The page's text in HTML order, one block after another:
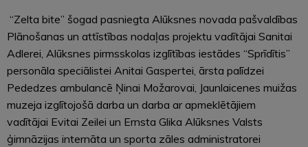
“Zelta bite” šogad pasniegta Alūksnes novada pašvaldības
Plānošanas un attīstības nodaļas projektu vadītājai Sanitai
Adlerei, Alūksnes pirmsskolas izglītības iestādes “Sprīdītis”
personāla speciālistei Anitai Gaspertei, ārsta palīdzei
Pededzes ambulancē Ņinai Možarovai, Jaunlaicenes muižas
muzeja izglītojošā darba un darba ar apmeklētājiem
vadītājai Evitai Zeilei un Ernsta Glika Alūksnes Valsts
ģimnāzijas internāta un sporta zāles administratorei